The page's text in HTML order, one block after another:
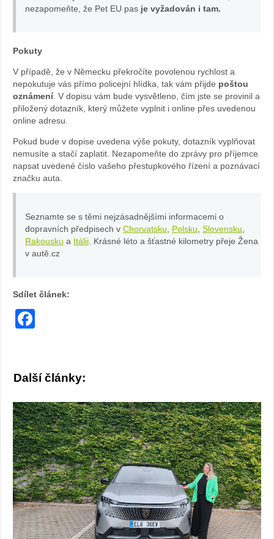
nezapomeňte, že Pet EU pas je vyžadován i tam.
Pokuty
V případě, že v Německu překročíte povolenou rychlost a
nepokutuje vás přímo policejní hlídka, tak vám přijde poštou
oznámení. V dopisu vám bude vysvětleno, čím jste se provinil a
přiložený dotazník, který můžete vyplnit i online přes uvedenou
online adresu.
Pokud bude v dopise uvedena výše pokuty, dotazník vyplňovat
nemusíte a stačí zaplatit. Nezapomeňte do zprávy pro příjemce
napsat uvedené číslo vašeho přestupkového řízení a poznávací
značku auta.
Seznamte se s těmi nejzásadnějšími informacemi o
dopravních předpisech v Chorvatsku Polsku Slovensku
Rakousku a Itálii . Krásné léto a šťastné kilometry přeje Žena
v autě.cz
Sdílet článek:
Další články: